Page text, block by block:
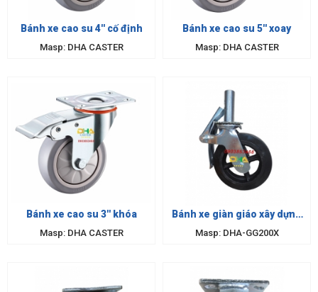
Bánh xe cao su 4'' cố định
Masp: DHA CASTER
Bánh xe cao su 5'' xoay
Masp: DHA CASTER
Bánh xe cao su 3'' khóa
Masp: DHA CASTER
Bánh xe giàn giáo xây dựng
Masp: DHA-GG200X